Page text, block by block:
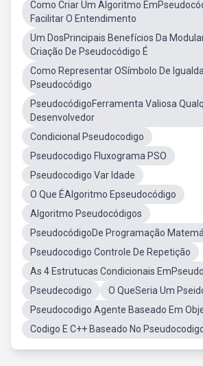
Como Criar Um Algoritmo
Facilitar O Entendimento
Um DosPrincipais Benefícios Da
Criação De Pseudocódigo É
Como Representar OSímbolo De
Pseudocódigo
PseudocódigoFerramenta Valiosa
Desenvolvedor
Condicional Pseudocodigo
Pseudocodigo Fluxograma PSO
Pseudocodigo Var Idade
O Que ÉAlgoritmo Epseudocódigo
Algoritmo Pseudocódigos
PseudocódigoDe Programação
Pseudocodigo Controle De Repetição
As 4 Estrutucas Condicionais
Pseudecodigo
O QueSeria Um
Pseudocodigo Agente Baseado Em
Codigo E C++ Baseado No